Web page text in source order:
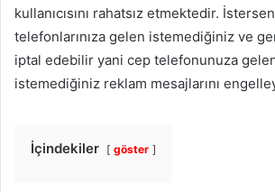
kullanıcısını rahatsız etmektedir.
telefonlarınıza gelen istemediğiniz ve
iptal edebilir yani cep telefonunuza
istemediğiniz reklam mesajlarını
İçindekiler göster